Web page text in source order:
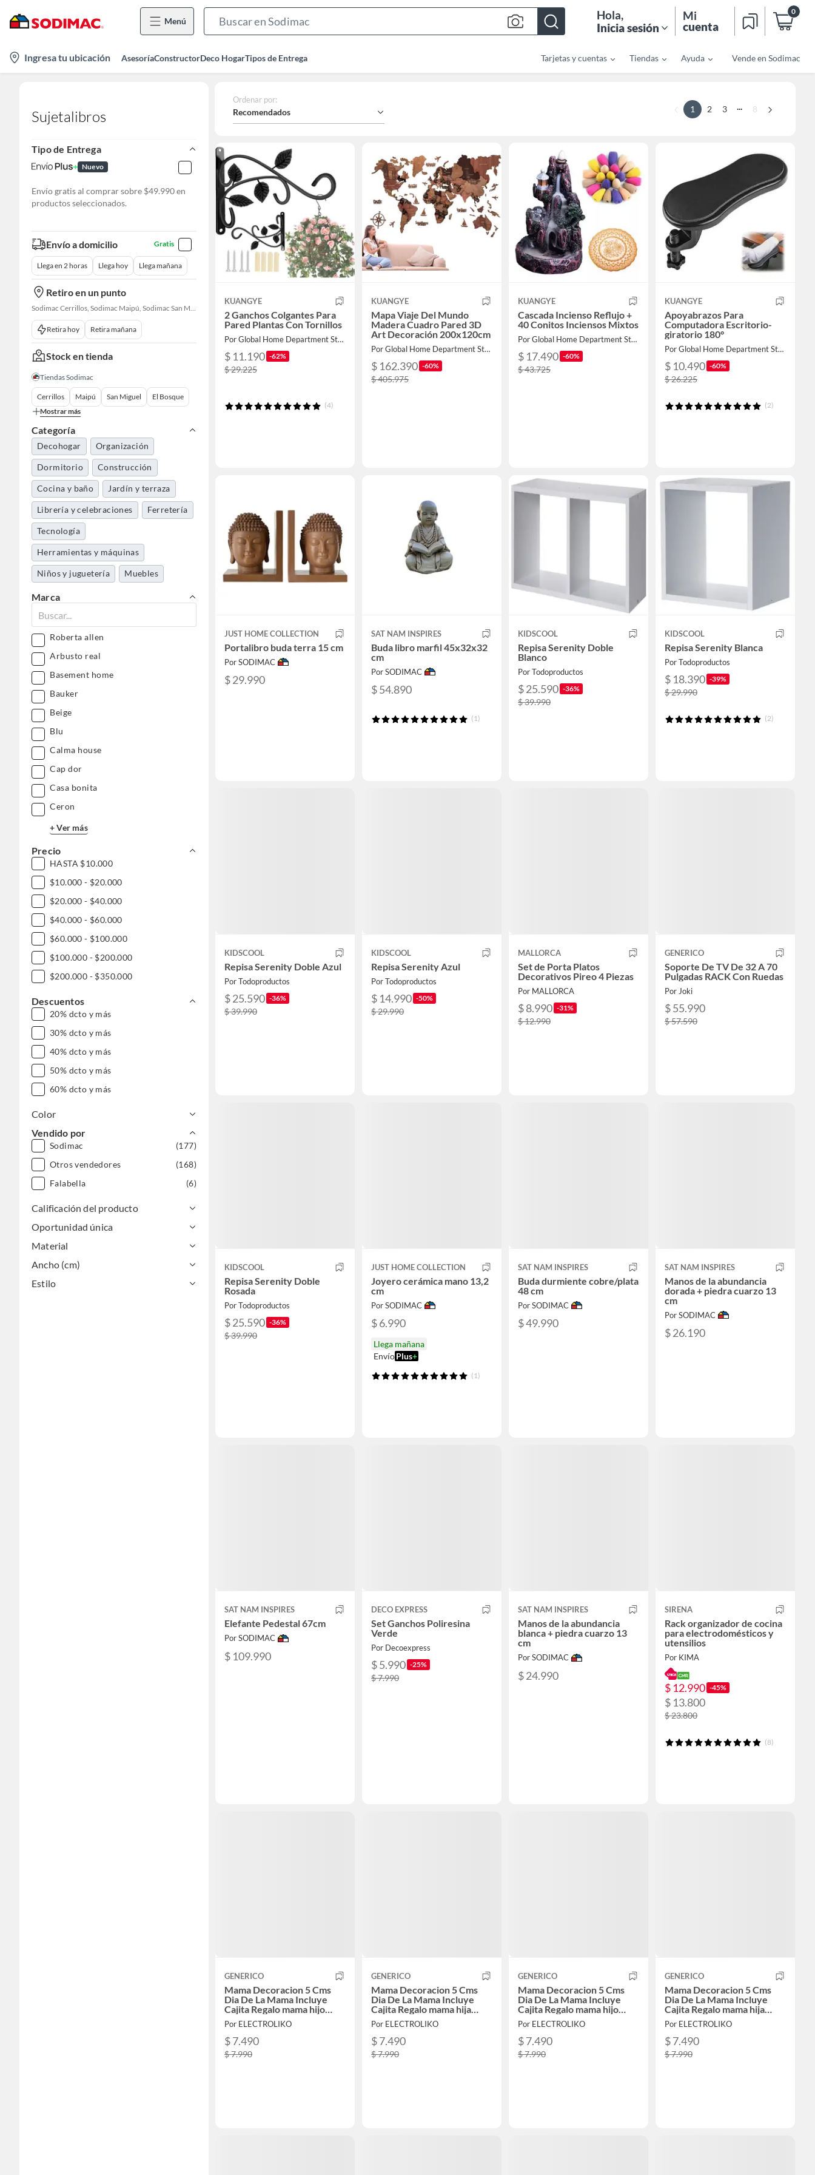
Menú
Bar
Hola,
Inicia sesión
Mi
cuenta
0
location-
icon
Ingresa tu ubicación AsesoríaConstructorDeco HogarTipos de Entrega Tarjetas y cuentas Tiendas Ayuda Vende en Sodimac
Sujetalibros
Tipo de Entrega
Nuevo
Envío gratis al comprar sobre $49.990 en
productos seleccionados.
Envío a domicilio Gratis
Llega en 2 horas Llega hoy Llega mañana
Retiro en un punto
Sodimac Cerrillos, Sodimac Maipú, Sodimac San Miguel, Sodimac El Bosque, Sodimac San Bernardo, Sodimac Talagante, Sodimac San Fernando
Retira hoy Retira mañana
Stock en tienda
Tiendas Sodimac
Cerrillos Maipú San Miguel
El Bosque
Mostrar más
Categoría
Decohogar Organización
Dormitorio Construcción
Cocina y baño Jardín y terraza
Librería y celebraciones Ferretería
Tecnología
Herramientas y máquinas
Niños y juguetería Muebles
Marca
Roberta allen
Arbusto real
Basement home
Bauker
Beige
Blu
Calma house
Cap dor
Casa bonita
Ceron
+ Ver más
Precio
HASTA $10.000
$10.000 - $20.000
$20.000 - $40.000
$40.000 - $60.000
$60.000 - $100.000
$100.000 - $200.000
$200.000 - $350.000
Descuentos
20% dcto y más
30% dcto y más
40% dcto y más
50% dcto y más
60% dcto y más
Color
Vendido por
Sodimac
(177)
Otros vendedores
(168)
Falabella
(6)
Calificación del producto
Oportunidad única
Material
Ancho (cm)
Estilo
Ordenar por:
Recomendados 1 2 3 ... 8
KUANGYE
2 Ganchos Colgantes Para
Pared Plantas Con Tornillos
Por Global Home Department Store
$ 11.190 -62%
$ 29.225
(4)
KUANGYE
Mapa Viaje Del Mundo
Madera Cuadro Pared 3D
Art Decoración 200x120cm
Por Global Home Department Store
$ 162.390 -60%
$ 405.975
KUANGYE
Cascada Incienso Reflujo +
40 Conitos Inciensos Mixtos
Por Global Home Department Store
$ 17.490 -60%
$ 43.725
KUANGYE
Apoyabrazos Para
Computadora Escritorio-
giratorio 180°
Por Global Home Department Store
$ 10.490 -60%
$ 26.225
(2)
JUST HOME COLLECTION
Portalibro buda terra 15 cm
Por SODIMAC
$ 29.990
SAT NAM INSPIRES
Buda libro marfil 45x32x32
cm
Por SODIMAC
$ 54.890
(1)
KIDSCOOL
Repisa Serenity Doble
Blanco
Por Todoproductos
$ 25.590 -36%
$ 39.990
KIDSCOOL
Repisa Serenity Blanca
Por Todoproductos
$ 18.390 -39%
$ 29.990
(2)
KIDSCOOL
Repisa Serenity Doble Azul
Por Todoproductos
$ 25.590 -36%
$ 39.990
KIDSCOOL
Repisa Serenity Azul
Por Todoproductos
$ 14.990 -50%
$ 29.990
MALLORCA
Set de Porta Platos
Decorativos Pireo 4 Piezas
Por MALLORCA
$ 8.990 -31%
$ 12.990
GENERICO
Soporte De TV De 32 A 70
Pulgadas RACK Con Ruedas
Por Joki
$ 55.990
$ 57.590
KIDSCOOL
Repisa Serenity Doble
Rosada
Por Todoproductos
$ 25.590 -36%
$ 39.990
JUST HOME COLLECTION
Joyero cerámica mano 13,2
cm
Por SODIMAC
$ 6.990
Llega mañana
EnvíoPlus+
(1)
SAT NAM INSPIRES
Buda durmiente cobre/plata
48 cm
Por SODIMAC
$ 49.990
SAT NAM INSPIRES
Manos de la abundancia
dorada + piedra cuarzo 13
cm
Por SODIMAC
$ 26.190
SAT NAM INSPIRES
Elefante Pedestal 67cm
Por SODIMAC
$ 109.990
DECO EXPRESS
Set Ganchos Poliresina
Verde
Por Decoexpress
$ 5.990 -25%
$ 7.990
SAT NAM INSPIRES
Manos de la abundancia
blanca + piedra cuarzo 13
cm
Por SODIMAC
$ 24.990
SIRENA
Rack organizador de cocina
para electrodomésticos y
utensilios
Por KIMA
$ 12.990 -45%
$ 13.800
$ 23.800
(8)
GENERICO
Mama Decoracion 5 Cms
Dia De La Mama Incluye
Cajita Regalo mama hijo
acostado
Por ELECTROLIKO
$ 7.490
$ 7.990
GENERICO
Mama Decoracion 5 Cms
Dia De La Mama Incluye
Cajita Regalo mama hija
sentada
Por ELECTROLIKO
$ 7.490
$ 7.990
GENERICO
Mama Decoracion 5 Cms
Dia De La Mama Incluye
Cajita Regalo mama hijo
sentado
Por ELECTROLIKO
$ 7.490
$ 7.990
GENERICO
Mama Decoracion 5 Cms
Dia De La Mama Incluye
Cajita Regalo mama hija
acostada
Por ELECTROLIKO
$ 7.490
$ 7.990